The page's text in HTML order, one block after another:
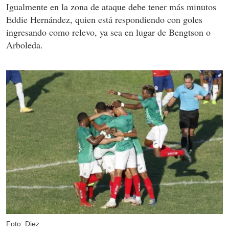
Igualmente en la zona de ataque debe tener más minutos
Eddie Hernández, quien está respondiendo con goles
ingresando como relevo, ya sea en lugar de Bengtson o
Arboleda.
Foto: Diez